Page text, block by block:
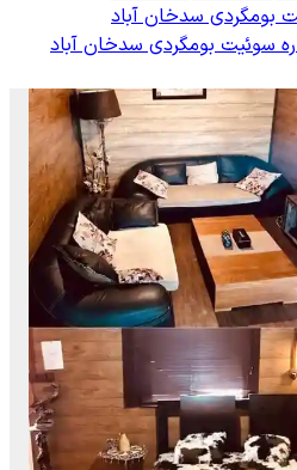
بومگردی سدخان آباد
سوئیت بومگردی سدخان آباد